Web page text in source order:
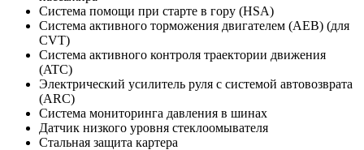
Система помощи при старте в гору (HSA)
Система активного торможения двигателем (AEB) (для
CVT)
Система активного контроля траектории движения
(ATC)
Электрический усилитель руля с системой автовозврата
(ARC)
Система мониторинга давления в шинах
Датчик низкого уровня стеклоомывателя
Стальная защита картера